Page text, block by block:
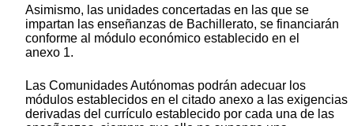
Asimismo, las unidades concertadas en las que se
impartan las enseñanzas de Bachillerato, se financiarán
conforme al módulo económico establecido en el
anexo 1.
Las Comunidades Autónomas podrán adecuar los
módulos establecidos en el citado anexo a las exigencias
derivadas del currículo establecido por cada una de las